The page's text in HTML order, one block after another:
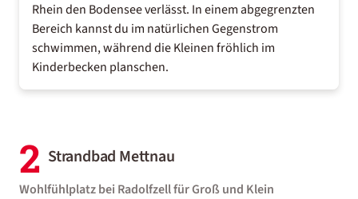
Rhein den Bodensee verlässt. In einem abgegrenzten
Bereich kannst du im natürlichen Gegenstrom
schwimmen, während die Kleinen fröhlich im
Kinderbecken planschen.
2 Strandbad Mettnau
Wohlfühlplatz bei Radolfzell für Groß und Klein